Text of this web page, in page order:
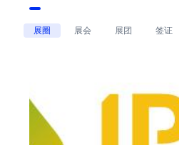
展圈 展会 展团 签证